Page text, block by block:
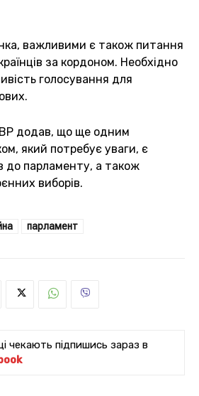
важливими є також питання
за кордоном. Необхідно
голосування для
додав, що ще одним
який потребує уваги, є
до парламенту, а також
виборів.
парламент
чекають підпишись зараз в